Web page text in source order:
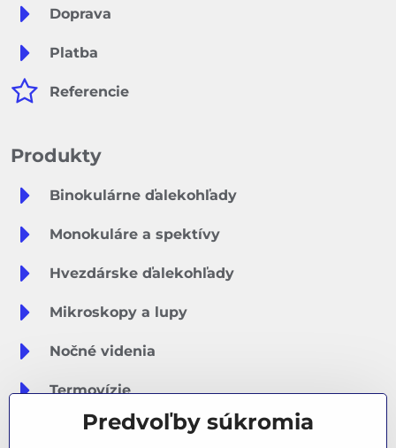
Doprava
Platba
Referencie
Produkty
Binokulárne ďalekohľady
Monokuláre a spektívy
Hvezdárske ďalekohľady
Mikroskopy a lupy
Nočné videnia
Termovízie
Meteostanice
Predvoľby súkromia